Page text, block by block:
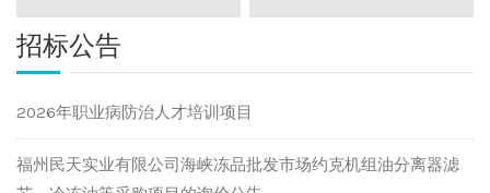
招标公告
2026年职业病防治人才培训项目
福州民天实业有限公司海峡冻品批发市场约克机组油分离器滤